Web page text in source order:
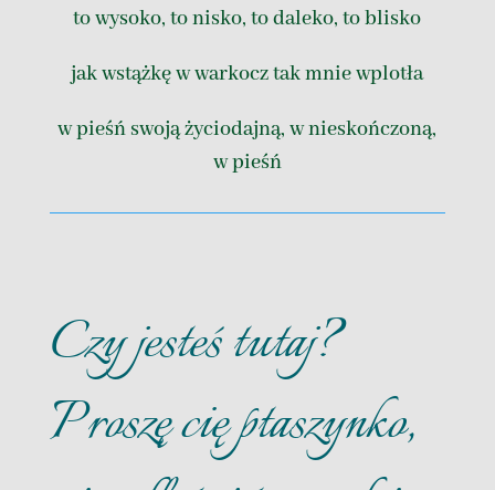
to wysoko, to nisko, to daleko, to blisko
jak wstążkę w warkocz tak mnie wplotła
w pieśń swoją życiodajną, w nieskończoną,
w pieśń
Czy jesteś tutaj?
Proszę cię ptaszynko,